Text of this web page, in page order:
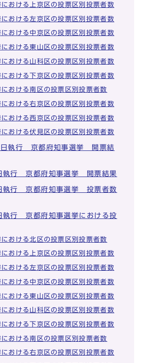
おける上京区の投票区別投票者数
おける左京区の投票区別投票者数
おける中京区の投票区別投票者数
おける東山区の投票区別投票者数
おける山科区の投票区別投票者数
おける下京区の投票区別投票者数
おける南区の投票区別投票者数
おける右京区の投票区別投票者数
おける西京区の投票区別投票者数
おける伏見区の投票区別投票者数
執行 京都府知事選挙 開票結
執行 京都府知事選挙 開票結果
執行 京都府知事選挙 投票者数
行 京都府知事選挙における投
おける北区の投票区別投票者数
おける上京区の投票区別投票者数
おける左京区の投票区別投票者数
おける中京区の投票区別投票者数
おける東山区の投票区別投票者数
おける山科区の投票区別投票者数
おける下京区の投票区別投票者数
おける南区の投票区別投票者数
おける右京区の投票区別投票者数